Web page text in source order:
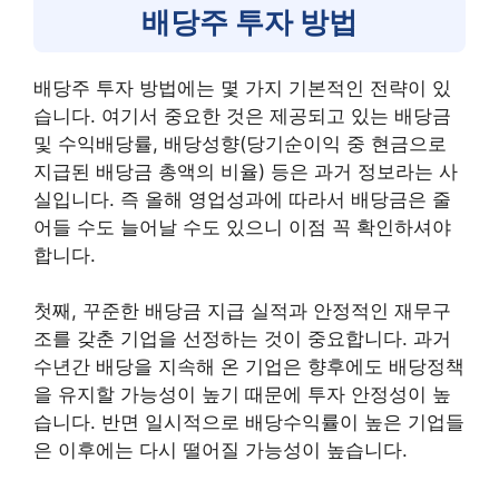
배당주 투자 방법
배당주 투자 방법에는 몇 가지 기본적인 전략이 있
습니다. 여기서 중요한 것은 제공되고 있는 배당금
및 수익배당률, 배당성향(당기순이익 중 현금으로
지급된 배당금 총액의 비율) 등은 과거 정보라는 사
실입니다. 즉 올해 영업성과에 따라서 배당금은 줄
어들 수도 늘어날 수도 있으니 이점 꼭 확인하셔야
합니다.
첫째, 꾸준한 배당금 지급 실적과 안정적인 재무구
조를 갖춘 기업을 선정하는 것이 중요합니다. 과거
수년간 배당을 지속해 온 기업은 향후에도 배당정책
을 유지할 가능성이 높기 때문에 투자 안정성이 높
습니다. 반면 일시적으로 배당수익률이 높은 기업들
은 이후에는 다시 떨어질 가능성이 높습니다.